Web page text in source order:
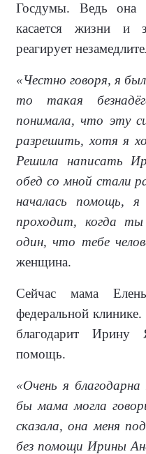
Госдумы. Ведь она
касается жизни и
реагирует
«Честно говоря, я
то такая
понимала, что эту
разрешить, хотя я
Решила написать
обед со мной стали
началась помощь, я
проходит, когда
один, что тебе
женщина.
Сейчас мама
федеральной
благодарит
помощь.
«Очень я
бы мама могла
сказала, она меня
без помощи Ирины